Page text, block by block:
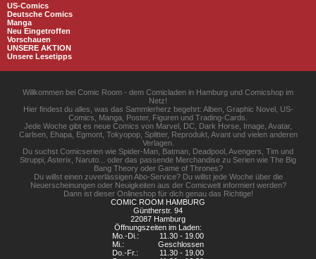
US-Comics
Deutsche Comics
Manga
Neu Eingetroffen
Vorschauen
UNSERE AKTION
Unsere Lesetipps
Willkommen bei Comic Room - dem Comicladen in Hamburg und Comicshop im
Netz!
Hier findest du alles, was das Sammlerherz begehrt: Alben, Graphic Novel, US-
Comics, Manga, Poster, Figuren und Trading-Cards.
Jede Woche gibt es neue Comics von Marvel, DC, Dark Horse, Image, Avatar,
Carlsen, Ehapa, Egmont, Tokyopop, Splitter, Reprodukt, Avant und vielen anderen
Verlagen.
Du suchst Comicserien wie Spider-Man, Batman, Deadpool, Avengers, Tim und
Struppi, Asterix, Naruto... oder das passende Merchandise zu Serien wie The Big
Bang Theory oder Game of Thrones?
Du willst einen zuverlässigen Abo-Service? Du willst jede Woche über die
Neuerscheinungen oder Neuigkeiten aus der Comicwelt informiert werden?
Dann ist dieser Onlineshop für dich genau das Richtige!
COMIC ROOM HAMBURG
Güntherstr. 94
22087 Hamburg
Öffnungszeiten im Laden:
Mo.-Di.:
11.30 - 19.00
Mi.:
Geschlossen
Do.-Fr.:
11.30 - 19.00